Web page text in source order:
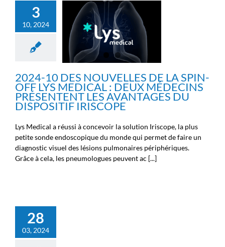
3
10, 2024
OFF LYS MEDICAL : DEUX
MÉDECINS PRÉSENTENT
LES AVANTAGES DU
DISPOSITIF IRISCOPE
Ecosystème Fil info Infos
générales
Infos scientifiques
News Nouvelles des
chercheurs Nouvelles des
ingénieurs
Nouvelles des
médecins Nouvelles des spin-
off
2024-10 DES NOUVELLES DE LA SPIN-
OFF LYS MEDICAL : DEUX MÉDECINS
PRÉSENTENT LES AVANTAGES DU
DISPOSITIF IRISCOPE
Lys Medical a réussi à concevoir la solution Iriscope, la plus
petite sonde endoscopique du monde qui permet de faire un
diagnostic visuel des lésions pulmonaires périphériques.
Grâce à cela, les pneumologues peuvent ac [...]
28
03, 2024